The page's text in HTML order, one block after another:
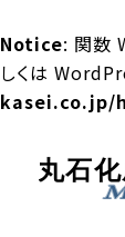
Notice: 関数
しくは
kasei.co.jp/